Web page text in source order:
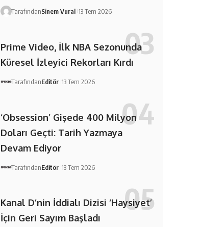
TarafındanSinem Vural 13 Tem 2026
Prime Video, İlk NBA Sezonunda
Küresel İzleyici Rekorları Kırdı
TarafındanEditör 13 Tem 2026
‘Obsession’ Gişede 400 Milyon
Doları Geçti: Tarih Yazmaya
Devam Ediyor
TarafındanEditör 13 Tem 2026
Kanal D’nin İddialı Dizisi ‘Haysiyet’
İçin Geri Sayım Başladı